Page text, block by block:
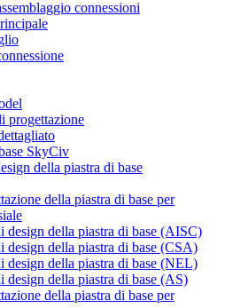
connessioni
progettazione
SkyCiv
della piastra di base
della piastra di base per
design della piastra di base (AISC)
design della piastra di base (CSA)
design della piastra di base (NEL)
design della piastra di base (AS)
della piastra di base per